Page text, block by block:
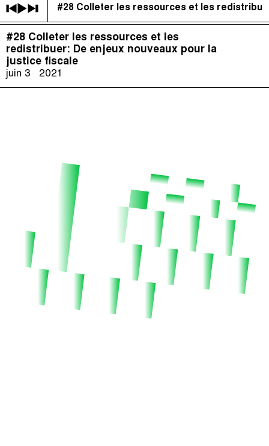
Impôts et Justice Sociale ( )
The Taxcast
Justicia Impositiva
الجباية ببساطة
Unequal India Decoded
Le Jargon Démystifié
Recherche
#28 Colleter les ressources et les
juin 3 2021
#28 Colleter les ressources et les
redistribuer: De enjeux nouveaux pour la
justice fiscale